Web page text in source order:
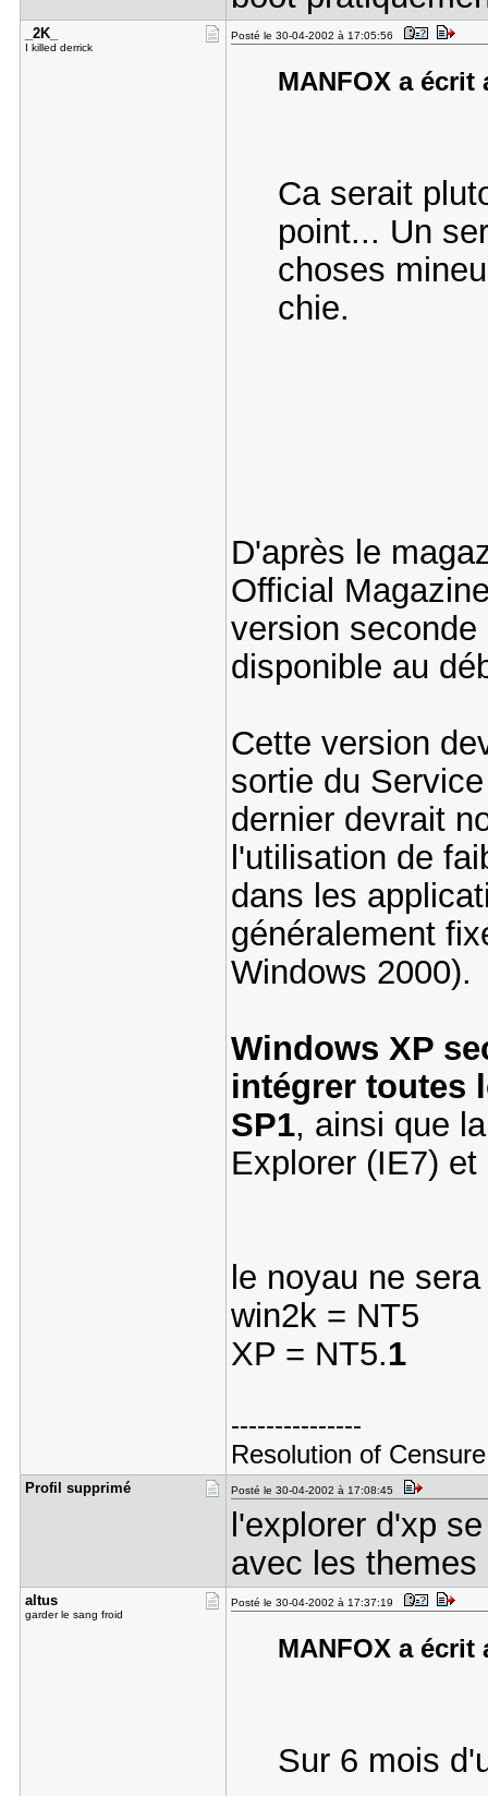
_2K_
I killed derrick
Posté le 30-04-2002 à 17:05:56
MANFOX a
Ca serait
point... Un
choses
chie.
D'après le
Official
version
disponible au
Cette version
sortie du
dernier devrait
l'utilisation de
dans les
généralement
Windows
Windows XP
intégrer toutes
SP1, ainsi que
Explorer (IE7)
le noyau ne
win2k = NT5
XP = NT5.1
---------------
Resolution of Censure
Profil sup​primé Posté le 30-04-2002 à 17:08:45
l'explorer d'xp
avec les themes
altus
garder le sang froid
Posté le 30-04-2002 à 17:37:19
MANFOX a
Sur 6 mois